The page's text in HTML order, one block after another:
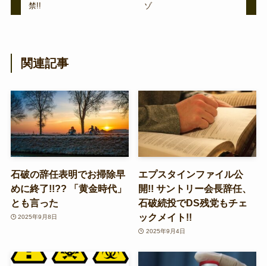
禁!!
ゾ
関連記事
石破の辞任表明でお掃除早
めに終了!!?? 「黄金時代」
とも言った
2025年9月8日
エプスタインファイル公
開!! サントリー会長辞任、
石破続投でDS残党もチェ
ックメイト!!
2025年9月4日